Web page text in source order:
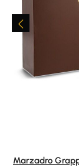
Marzadro